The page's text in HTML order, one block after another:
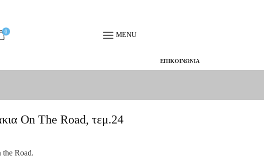
0 MENU
ΕΠΙΚΟΙΝΩΝΙΑ
On The Road, τεμ.24
the Road.